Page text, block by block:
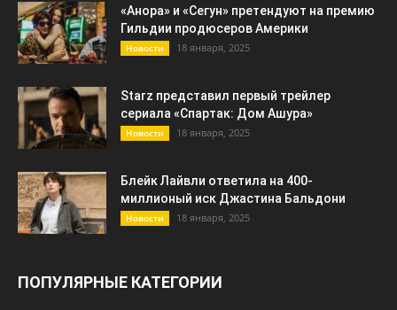
«Анора» и «Сегун» претендуют на премию
Гильдии продюсеров Америки
Новости 18 января, 2025
Starz представил первый трейлер
сериала «Спартак: Дом Ашура»
Новости 18 января, 2025
Блейк Лайвли ответила на 400-
миллионый иск Джастина Бальдони
Новости 18 января, 2025
ПОПУЛЯРНЫЕ КАТЕГОРИИ